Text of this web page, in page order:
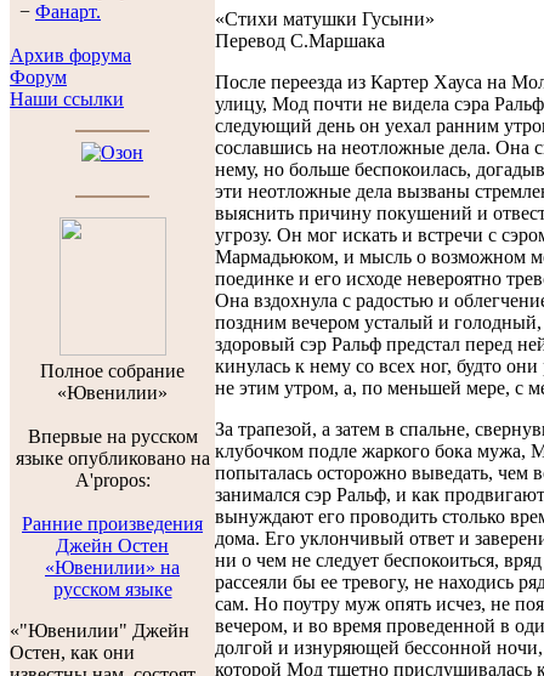
− Фанарт.
Архив форума
Форум
Наши ссылки
Полноe собраниe
«Ювенилии»
Впервые на русском
языке опубликовано на
A'propos:
Ранние произведения
Джейн Остен
«Ювенилии» на
русском языке
«"Ювенилии" Джейн
Остен, как они
«Стихи матушки Гусыни»
Перевод С.Маршака
После переезда из Картер Хауса на
улицу, Мод почти не видела сэра
следующий день он уехал ранним
сославшись на неотложные дела. Она
нему, но больше беспокоилась,
эти неотложные дела вызваны
выяснить причину покушений и
угрозу. Он мог искать и встречи с
Мармадьюком, и мысль о возможном
поединке и его исходе невероятно
Она вздохнула с радостью и
поздним вечером усталый и
здоровый сэр Ральф предстал перед
кинулась к нему со всех ног, будто они
не этим утром, а, по меньшей мере, с
За трапезой, а затем в спальне,
клубочком подле жаркого бока мужа,
попыталась осторожно выведать, чем
занимался сэр Ральф, и как
вынуждают его проводить столько
дома. Его уклончивый ответ и
ни о чем не следует беспокоиться,
рассеяли бы ее тревогу, не находись
сам. Но поутру муж опять исчез, не
вечером, и во время проведенной в
долгой и изнуряющей бессонной ночи,
которой Мод тщетно прислушивалась